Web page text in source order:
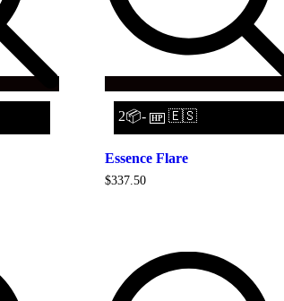
2📦- HP 🇪🇸
Essence Flare
$337.50